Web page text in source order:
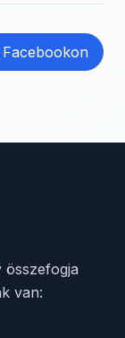
összefogja
van: